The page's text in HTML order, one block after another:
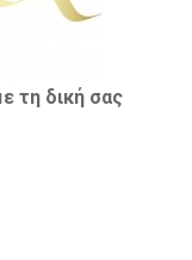
τη δική σας